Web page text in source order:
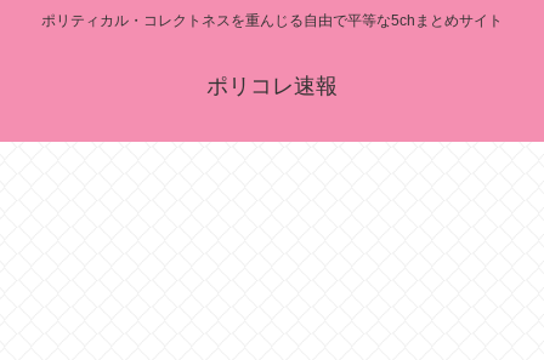
ポリティカル・コレクトネスを重んじる自由で平等な5chまとめサイト
ポリコレ速報